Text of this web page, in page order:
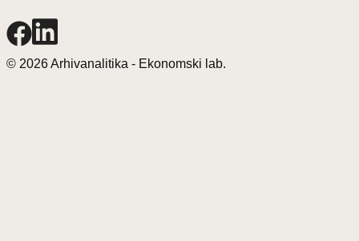
© 2026 Arhivanalitika - Ekonomski lab.